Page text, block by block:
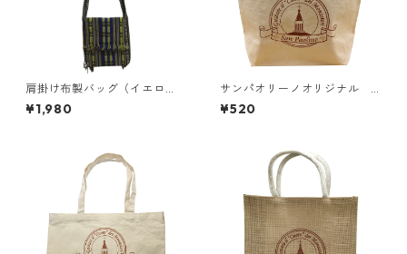
肩掛け布製バッグ（イエロ
ー）／聖ベネディクト女子修
道会（ベトナム）
¥1,980
サンパオリーノオリジナル
エコバッグ
¥520